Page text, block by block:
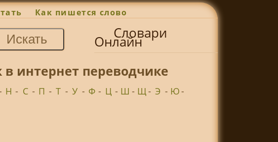
Как пишется слово
Словари
Онлайн
интернет переводчике
Н - С - П - Т - У - Ф - Ц - Ш - Щ- Э - Ю-